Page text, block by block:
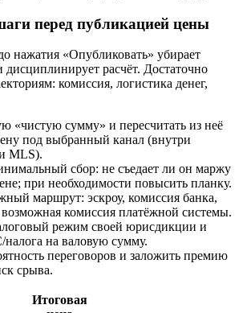
перед публикацией цены
нажатия «Опубликовать» убирает
расчёт. Достаточно
комиссия, логистика денег,
«чистую сумму» и пересчитать из неё
под выбранный канал (внутри
MLS).
сбор: не съедает ли он маржу
при необходимости повысить планку.
маршрут: эскроу, комиссия банка,
возможная комиссия платёжной системы.
режим своей юрисдикции и
на валовую сумму.
переговоров и заложить премию
срыва.
Итоговая